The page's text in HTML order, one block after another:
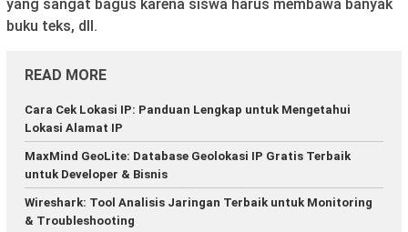
yang sangat bagus karena siswa harus membawa banyak
buku teks, dll.
READ MORE
Cara Cek Lokasi IP: Panduan Lengkap untuk Mengetahui
Lokasi Alamat IP
MaxMind GeoLite: Database Geolokasi IP Gratis Terbaik
untuk Developer & Bisnis
Wireshark: Tool Analisis Jaringan Terbaik untuk Monitoring
& Troubleshooting